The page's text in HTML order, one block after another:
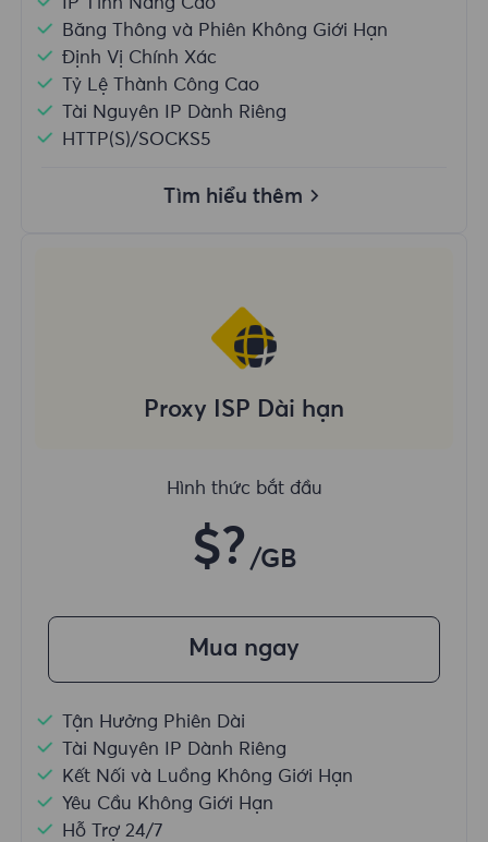
Băng Thông và Phiên Không Giới Hạn
Định Vị Chính Xác
Tỷ Lệ Thành Công Cao
Tài Nguyên IP Dành Riêng
HTTP(S)/SOCKS5
Tìm hiểu thêm
Proxy ISP Dài hạn
Hình thức bắt đầu
$? /GB
Mua ngay
Tận Hưởng Phiên Dài
Tài Nguyên IP Dành Riêng
Kết Nối và Luồng Không Giới Hạn
Yêu Cầu Không Giới Hạn
Hỗ Trợ 24/7